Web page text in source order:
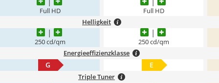
Full HD Full HD
Helligkeit
250 cd/qm 250 cd/qm
Energieeffizienzklasse
G E
Triple Tuner